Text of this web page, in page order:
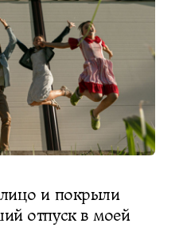
и покрыли
отпуск в моей